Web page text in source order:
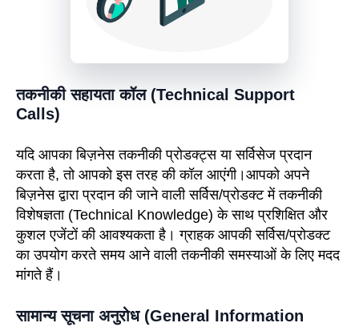
तकनीकी सहायता कॉल (Technical Support
Calls)
यदि आपका बिज़नेस तकनीकी प्रोडक्ट्स या सर्विसेज प्रदान
करता है, तो आपको इस तरह की कॉल आएंगी।आपको अपने
बिज़नेस द्वारा प्रदान की जाने वाली सर्विस/प्रोडक्ट में तकनीकी
विशेषज्ञता (Technical Knowledge) के साथ प्रशिक्षित और
कुशल एजेंटों की आवश्यकता है। ग्राहक आपकी सर्विस/प्रोडक्ट
का उपयोग करते समय आने वाली तकनीकी समस्याओं के लिए मदद
मांगते हैं।
सामान्य सूचना अनुरोध (General Information